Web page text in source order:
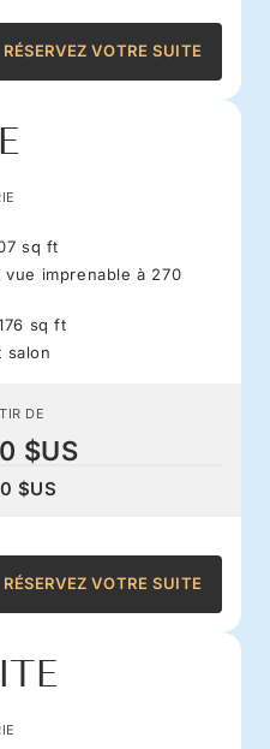
RÉSERVEZ VOTRE SUITE
sq ft
imprenable à 270
sq ft
salon
DE
$US
$US
RÉSERVEZ VOTRE SUITE